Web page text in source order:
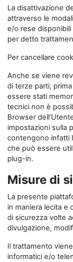
La disattivazione
attraverso le
e/o rese
per detto
Per cancellare
Anche se viene
di terze parti,
essere stati
tecnici non è
Browser
impostazioni sulla
contengono infatti
che può essere
plug-in.
Misure di
La presente
in maniera lecita e
di sicurezza volte
divulgazione,
Il trattamento
informatici e/o